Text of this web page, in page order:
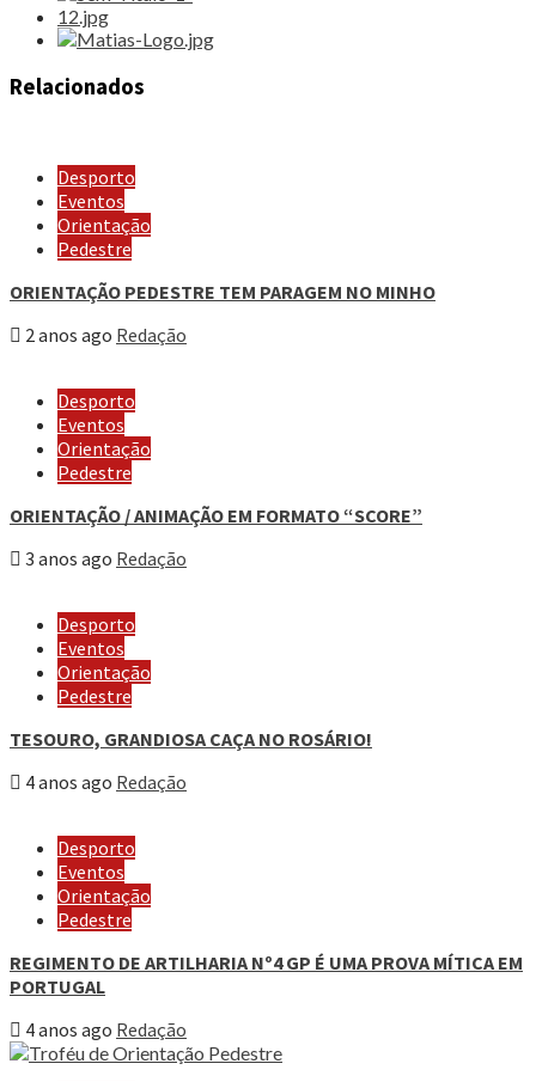
Relacionados
Desporto
Eventos
Orientação
Pedestre
ORIENTAÇÃO PEDESTRE TEM PARAGEM NO MINHO
2 anos ago Redação
Desporto
Eventos
Orientação
Pedestre
ORIENTAÇÃO / ANIMAÇÃO EM FORMATO “SCORE”
3 anos ago Redação
Desporto
Eventos
Orientação
Pedestre
TESOURO, GRANDIOSA CAÇA NO ROSÁRIO!
4 anos ago Redação
Desporto
Eventos
Orientação
Pedestre
REGIMENTO DE ARTILHARIA Nº4 GP É UMA PROVA MÍTICA EM
PORTUGAL
4 anos ago Redação